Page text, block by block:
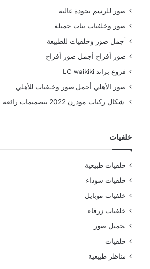
صور للرسم بجودة عالية
صور وخلفيات بنات جميلة
أجمل صور وخلفيات للطبيعة
صور أفراح أجمل صور أفراح
فروع براند LC waikiki
صور الأهلي أجمل صور وخلفيات للأهلي
اشكال ركنات مودرن 2022 بتصميمات رائعة
خلفيات
خلفيات طبيعية
خلفيات سوداء
خلفيات موبايل
خلفيات زرقاء
تحميل صور
خلفيات
مناظر طبيعية